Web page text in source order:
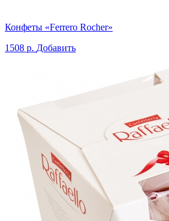
Конфеты «Ferrero Rocher»
1508 р. Добавить